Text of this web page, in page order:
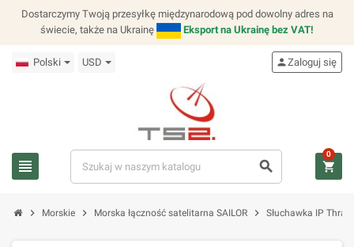
Dostarczymy Twoją przesyłkę międzynarodową pod dowolny adres na
świecie, także na Ukrainę
Eksport na Ukrainę bez VAT!
Polski USD
view_headline search
personZaloguj się
shopping_cart
0
chevron_right Morskie chevron_right Morska łączność satelitarna SAILOR chevron_right Słuchawka IP